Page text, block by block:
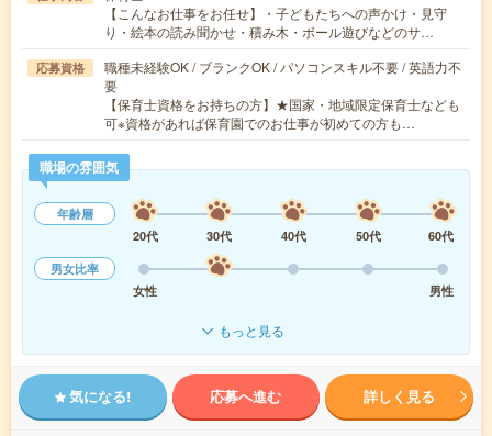
【こんなお仕事をお任せ】・子どもたちへの声かけ・見守
り・絵本の読み聞かせ・積み木・ボール遊びなどのサ…
応募資格
職種未経験OK / ブランクOK / パソコンスキル不要 / 英語力不
要
【保育士資格をお持ちの方】★国家・地域限定保育士なども
可※資格があれば保育園でのお仕事が初めての方も…
職場の雰囲気
年齢層
20代
30代 40代 50代
60代
男女比率
女性
男性
もっと見る
気になる! 応募へ進む 詳しく見る